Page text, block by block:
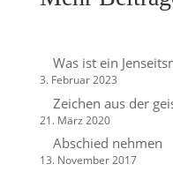
Was ist ein
3. Februar 2023
Zeichen aus der
21. März 2020
Abschied nehmen
13. November 2017